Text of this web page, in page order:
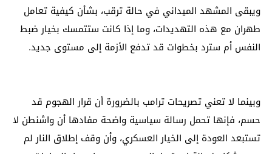
ويبقى المشهد الميداني في حالة ترقب، بشأن كيفية تعامل
طهران مع هذه التهديدات، وما إذا كانت ستتمسك بخيار ضبط
النفس أم سترد بخطوات قد تدفع الأزمة إلى مستوى جديد.
وبينما لا تعني تصريحات ترامب بالضرورة أن قرار الهجوم قد
حسم، فإنها تحمل رسالة سياسية واضحة مفادها أن واشنطن لا
تستبعد العودة إلى الخيار العسكري، وأن وقف إطلاق النار لم